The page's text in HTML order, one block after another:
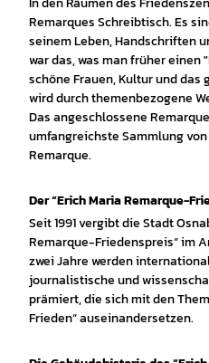
Remarques Schreibtisch. Es
seinem Leben, Handschriften
war das, was man früher einen
schöne Frauen, Kultur und
wird durch themenbezogene
Das angeschlossene
umfangreichste Sammlung
Remarque.
Der “Erich Maria Remarque-
Seit 1991 vergibt die Stadt
Remarque-Friedenspreis“ im
zwei Jahre werden
journalistische und
prämiert, die sich mit den
Frieden“ auseinandersetzen.